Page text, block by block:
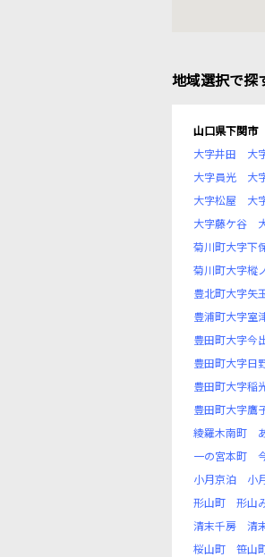
地域選択で探
山口県下関市
大字井田
大
大字員光
大
大字松屋
大
大字藤ケ谷
菊川町大字下
菊川町大字樅
豊北町大字矢
豊浦町大字室
豊田町大字今
豊田町大字日
豊田町大字稲
豊田町大字鷹
綾羅木南町
一の宮本町
小月京泊
小
形山町
形山
清末千房
清
桜山町
笹山